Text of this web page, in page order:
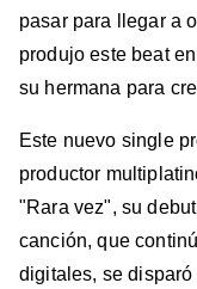
pasar para llegar a
produjo este beat
su hermana para
Este nuevo single
productor
"Rara vez", su
canción, que
digitales, se